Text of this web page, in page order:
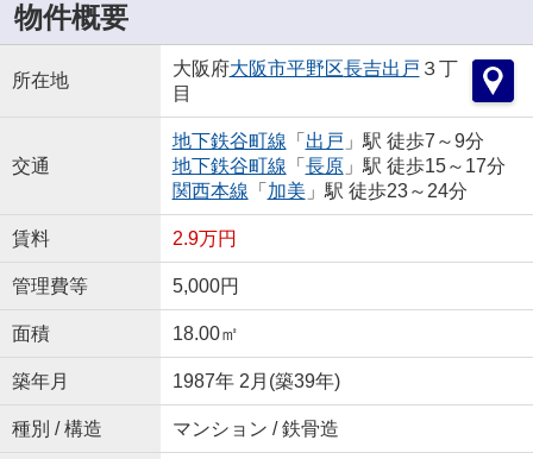
物件概要
所在地
大阪府大阪市平野区長吉出戸 ３丁
目
交通
地下鉄谷町線 「 出戸 」駅 徒歩7～9分
地下鉄谷町線 「 長原」駅 徒歩15～17分
関西本線 「 加美 」駅 徒歩23～24分
賃料 2.9万円
管理費等 5,000円
面積 18.00㎡
築年月 1987年 2月(築39年)
種別 / 構造 マンション / 鉄骨造